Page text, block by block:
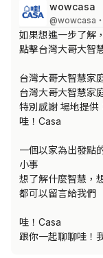
wowcasa
@wowcasa
如果想進一步了解
點擊台灣大哥大智
台灣大哥大智慧家
台灣大哥大智慧家
特別感謝 場地提供
哇！Casa
一個以家為出發點
小事
想了解什麼智慧，
都可以留言給我們
哇！Casa
跟你一起聊聊哇！